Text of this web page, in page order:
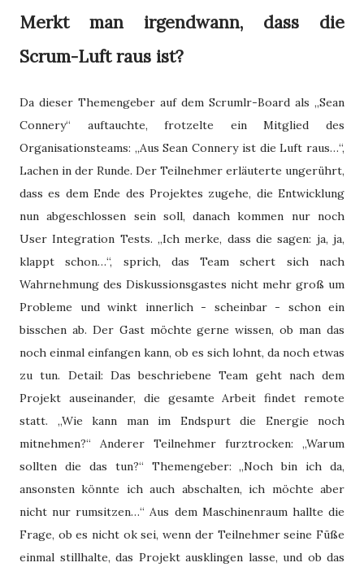
Merkt man irgendwann, dass die
Scrum-Luft raus ist?
Da dieser Themengeber auf dem Scrumlr-Board als „Sean
Connery“ auftauchte, frotzelte ein Mitglied des
Organisationsteams: „Aus Sean Connery ist die Luft raus…“,
Lachen in der Runde. Der Teilnehmer erläuterte ungerührt,
dass es dem Ende des Projektes zugehe, die Entwicklung
nun abgeschlossen sein soll, danach kommen nur noch
User Integration Tests. „Ich merke, dass die sagen: ja, ja,
klappt schon…“, sprich, das Team schert sich nach
Wahrnehmung des Diskussionsgastes nicht mehr groß um
Probleme und winkt innerlich - scheinbar - schon ein
bisschen ab. Der Gast möchte gerne wissen, ob man das
noch einmal einfangen kann, ob es sich lohnt, da noch etwas
zu tun. Detail: Das beschriebene Team geht nach dem
Projekt auseinander, die gesamte Arbeit findet remote
statt. „Wie kann man im Endspurt die Energie noch
mitnehmen?“ Anderer Teilnehmer furztrocken: „Warum
sollten die das tun?“ Themengeber: „Noch bin ich da,
ansonsten könnte ich auch abschalten, ich möchte aber
nicht nur rumsitzen…“ Aus dem Maschinenraum hallte die
Frage, ob es nicht ok sei, wenn der Teilnehmer seine Füße
einmal stillhalte, das Projekt ausklingen lasse, und ob das